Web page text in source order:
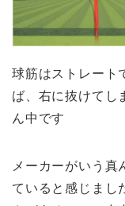
球筋はストレート
ば、右に抜けてし
ん中です
メーカーがいう真
ていると感じまし